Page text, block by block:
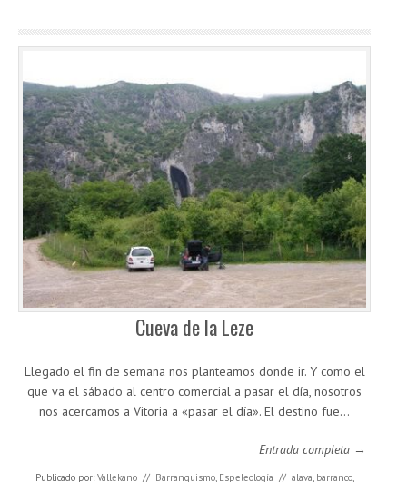
Cueva de la Leze
Llegado el fin de semana nos planteamos donde ir. Y como el
que va el sábado al centro comercial a pasar el día, nosotros
nos acercamos a Vitoria a «pasar el día». El destino fue…
Entrada completa →
Publicado por: Vallekano // Barranquismo, Espeleología // alava, barranco,